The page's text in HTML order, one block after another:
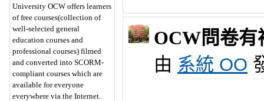
University OCW offers learners
of free courses(collection of
well-selected general
education courses and
professional courses) filmed
and converted into SCORM-
compliant courses which are
available for everyone
everywhere via the Internet.
OCW問卷有
由 系統 OO